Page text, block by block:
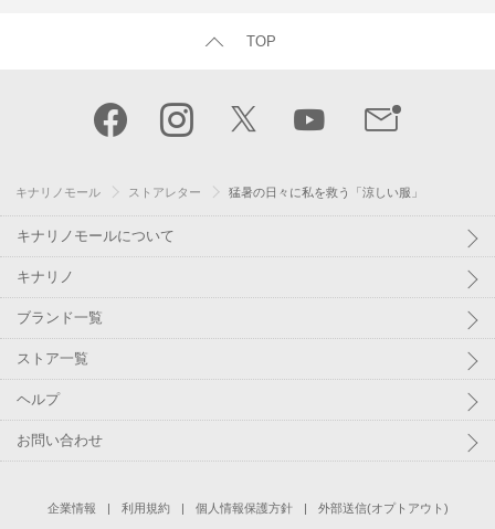
TOP
キナリノモール ストアレター 猛暑の日々に私を救う「涼しい服」
キナリノモールについて
キナリノ
ブランド一覧
ストア一覧
ヘルプ
お問い合わせ
企業情報 利用規約 個人情報保護方針 外部送信(オプトアウト)